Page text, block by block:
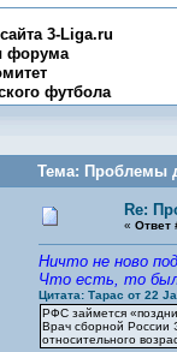
3-Liga.ru
форума
футбола
Тема: Проблемы
Re:
« Ответ
Ничто не ново
Что есть, то
Цитата: Тарас от 22
РФС займется
Врач сборной России
относительного